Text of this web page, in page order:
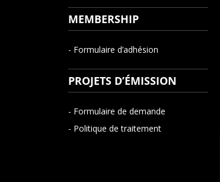
MEMBERSHIP
- Formulaire d’adhésion
PROJETS D’ÉMISSION
- Formulaire de demande
- Politique de traitement